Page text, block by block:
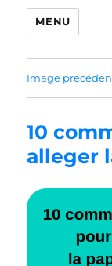
MENU
Image
10
alleger